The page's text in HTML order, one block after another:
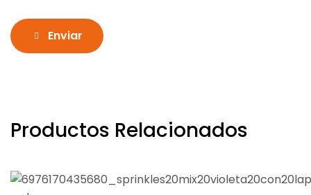
Enviar
Productos Relacionados